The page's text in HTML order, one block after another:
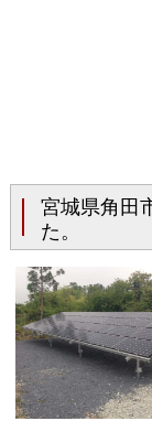
宮城県角田
た。